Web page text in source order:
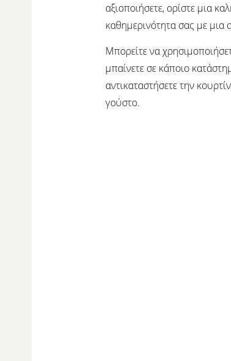
αξιοποιήσετε, ορίστε μια
καθημερινότητα σας με μια
Μπορείτε να
μπαίνετε σε κάποιο
αντικαταστήσετε την
γούστο.